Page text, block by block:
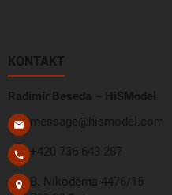
KONTAKT
Radimír Beseda – HiSModel
message@hismodel.com
+420 736 643 287
B. Nikodéma 4476/15